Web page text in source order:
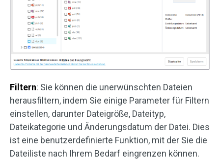
Filtern: Sie können die unerwünschten Dateien
herausfiltern, indem Sie einige Parameter für Filtern
einstellen, darunter Dateigröße, Dateityp,
Dateikategorie und Änderungsdatum der Datei. Dies
ist eine benutzerdefinierte Funktion, mit der Sie die
Dateiliste nach Ihrem Bedarf eingrenzen können.